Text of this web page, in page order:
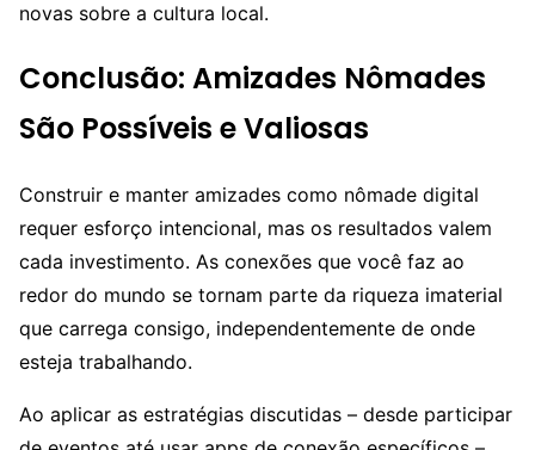
novas sobre a cultura local.
Conclusão: Amizades Nômades
São Possíveis e Valiosas
Construir e manter amizades como nômade digital
requer esforço intencional, mas os resultados valem
cada investimento. As conexões que você faz ao
redor do mundo se tornam parte da riqueza imaterial
que carrega consigo, independentemente de onde
esteja trabalhando.
Ao aplicar as estratégias discutidas – desde participar